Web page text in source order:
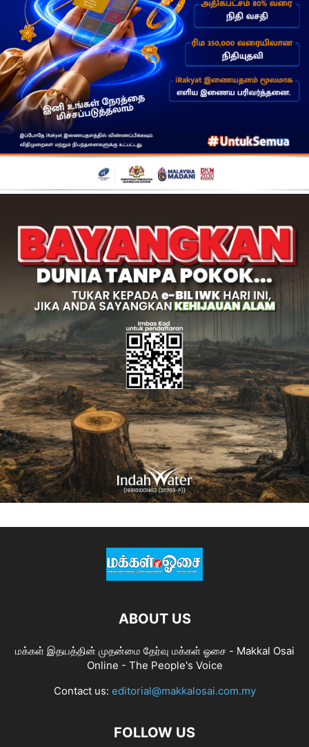
ABOUT US
மக்கள் இதயத்தின் முதன்மை தேர்வு மக்கள் ஓசை - Makkal Osai
Online - The People's Voice
Contact us: editorial@makkalosai.com.my
FOLLOW US